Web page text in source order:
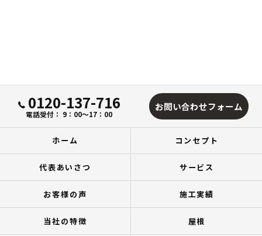
0120-137-716
電話受付： 9：00～17：00
お問い合わせフォーム
ホーム コンセプト
代表あいさつ サービス
お客様の声 施工実績
当社の特徴 屋根